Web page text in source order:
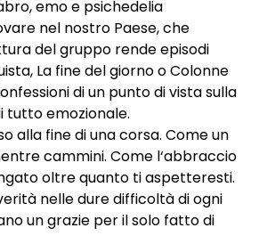
emo e psichedelia
nel nostro Paese, che
del gruppo rende episodi
La fine del giorno o Colonne
di un punto di vista sulla
tutto emozionale.
alla fine di una corsa. Come un
cammini. Come l‘abbraccio
oltre quanto ti aspetteresti.
nelle dure difficoltà di ogni
un grazie per il solo fatto di